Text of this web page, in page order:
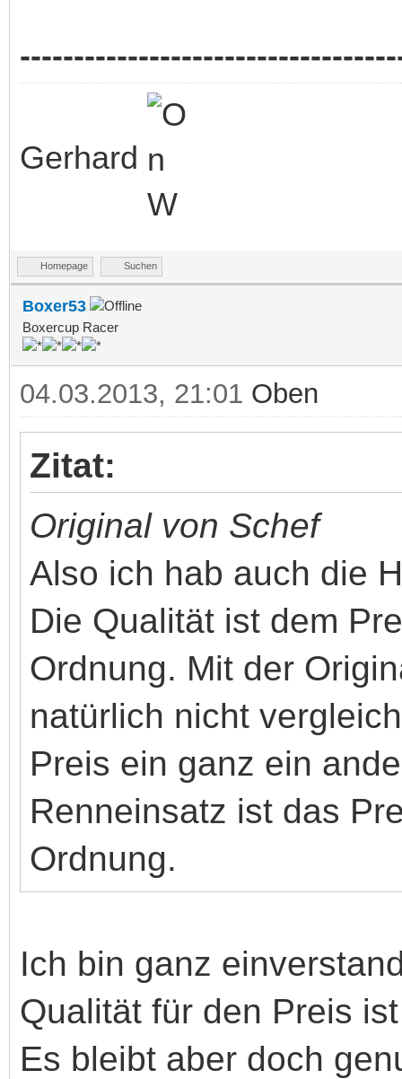
Gerhard
Homepage Suchen
Boxer53
Boxercup Racer
04.03.2013, 21:01 Oben
Zitat:
Original von Schef
Also ich hab auch die
Die Qualität ist dem
Ordnung. Mit der
natürlich nicht
Preis ein ganz ein
Renneinsatz ist das
Ordnung.
Ich bin ganz
Qualität für den Preis
Es bleibt aber doch